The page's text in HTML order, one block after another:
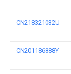
CN218321032U
CN201186888Y